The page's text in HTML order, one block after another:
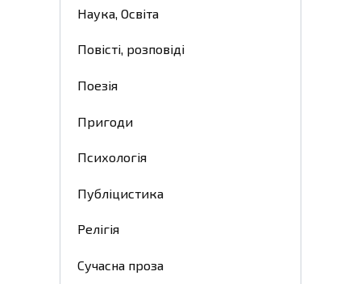
Наука, Освіта
Повісті, розповіді
Поезія
Пригоди
Психологія
Публіцистика
Релігія
Сучасна проза